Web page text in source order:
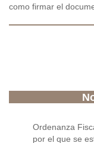
como firmar el
Ordenanza
por el que se